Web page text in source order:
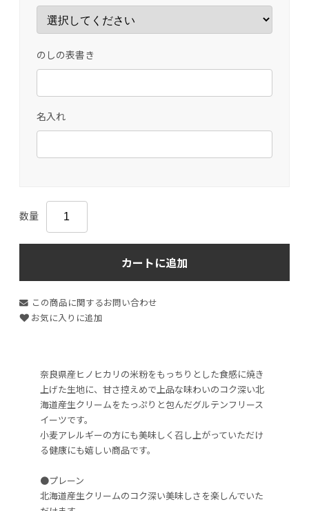
のしの表書き
名入れ
数量
カートに追加
この商品に関するお問い合わせ
お気に入りに追加
奈良県産ヒノヒカリの米粉をもっちりとした食感に焼き
上げた生地に、甘さ控えめで上品な味わいのコク深い北
海道産生クリームをたっぷりと包んだグルテンフリース
イーツです。
小麦アレルギーの方にも美味しく召し上がっていただけ
る健康にも嬉しい商品です。
●プレーン
北海道産生クリームのコク深い美味しさを楽しんでいた